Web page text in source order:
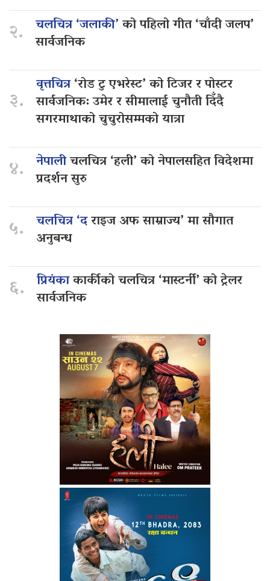
२. चलचित्र ‘जलाकी’को पहिलो गीत ‘चाँदी जलप’
सार्वजनिक
३.
वृत्तचित्र‘रोड टु एभरेस्ट’ को टिजर र पोस्टर
सार्वजनिक: उमेर र सीमालाई चुनौती दिँदै
सगरमाथाको चुचुरोसम्मको यात्रा
४. नेपालीचलचित्र ‘हली’ को नेपालसहित विदेशमा
प्रदर्शन सुरु
५. चलचित्र ‘दराइज अफ साम्राज्य’ मा सौगात
अनुबन्ध
६. प्रियंकाकार्कीको चलचित्र ‘मास्टर्नी’ को ट्रेलर
सार्वजनिक